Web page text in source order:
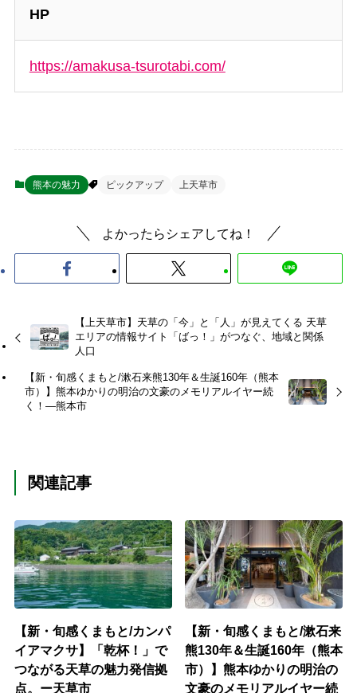
HP
https://amakusa-tsurotabi.com/
熊本の魅力 ピックアップ 上天草市
よかったらシェアしてね！
【上天草市】天草の「今」と「人」が見えてくる 天草
エリアの情報サイト「ばっ！」がつなぐ、地域と関係
人口
【新・旬感くまもと/漱石来熊130年＆生誕160年（熊本
市）】熊本ゆかりの明治の文豪のメモリアルイヤー続
く！―熊本市
関連記事
【新・旬感くまもと/カンパ
イアマクサ】「乾杯！」で
つながる天草の魅力発信拠
点。ー天草市
【新・旬感くまもと/漱石来
熊130年＆生誕160年（熊本
市）】熊本ゆかりの明治の
文豪のメモリアルイヤー続